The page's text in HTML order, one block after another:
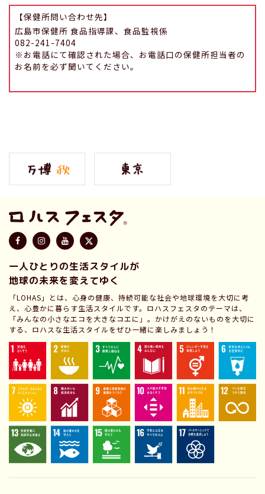
【保健所問い合わせ先】
広島市保健所 食品指導課、食品監視係
082-241-7404
※お電話にて確認された場合、お電話口の保健所担当者の
お名前を必ず聞いてください。
一人ひとりの生活スタイルが
地球の未来を変えてゆく
「LOHAS」とは、心身の健康、持続可能な社会や地球環境を大切に考
え、心豊かに暮らす生活スタイルです。ロハスフェスタのテーマは、
「みんなの小さなエコを大きなコエに」。かけがえのないものを大切に
する、ロハスな生活スタイルをぜひ一緒に楽しみましょう！